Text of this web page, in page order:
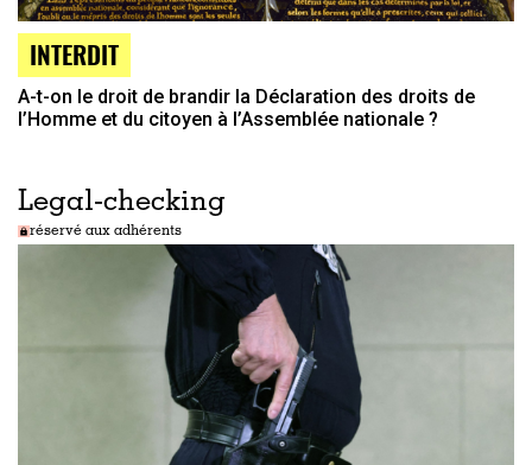
INTERDIT
A-t-on le droit de brandir la Déclaration des droits de
l’Homme et du citoyen à l’Assemblée nationale ?
Legal-checking
réservé aux adhérents